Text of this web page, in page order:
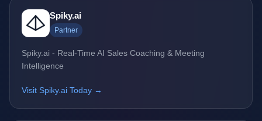
Spiky.ai
Partner
Spiky.ai - Real-Time AI Sales Coaching & Meeting
Intelligence
Visit Spiky.ai Today →